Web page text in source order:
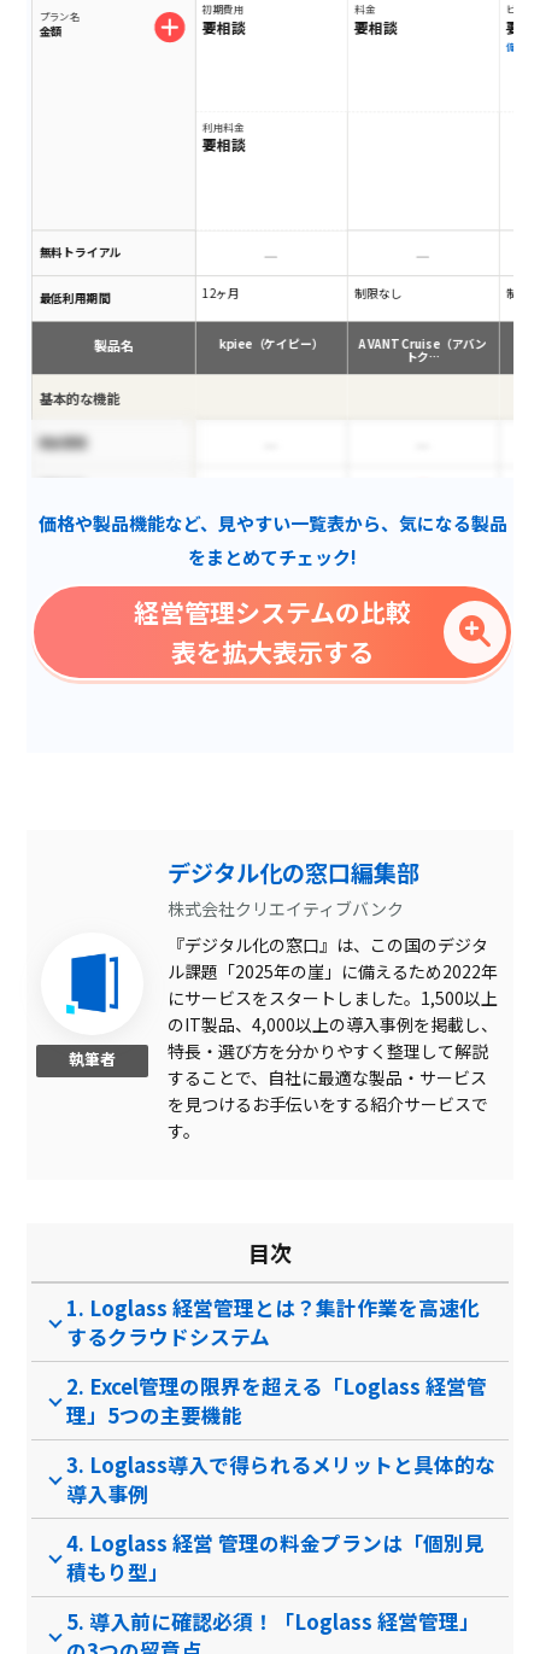
プラン名
金額
無料トライアル
最低利用期間
製品名
基本的な機能
現金管理
タイムマシン機能
高速オンメモリ集計
ファイル自動配布
専門用語の解説動画あり
オートメーション機能
製品名
サービス資料
無料ダウンロード
ソフト種別
初期費用
要相談
利用料金
要相談
12ヶ月
kpiee（ケイピー）
料金
要相談
制限なし
AVANT Cruise（アバン
トク…
資料ダウンロード
ビジネ
要相
備考
制限
価格や製品機能など、見やすい一覧表から、気になる製品
をまとめてチェック!
経営管理システムの比較
表を拡大表示する
執筆者
デジタル化の窓口編集部
株式会社クリエイティブバンク
『デジタル化の窓口』は、この国のデジタ
ル課題「2025年の崖」に備えるため2022年
にサービスをスタートしました。1,500以上
のIT製品、4,000以上の導入事例を掲載し、
特長・選び方を分かりやすく整理して解説
することで、自社に最適な製品・サービス
を見つけるお手伝いをする紹介サービスで
す。
目次
1. Loglass 経営管理とは？集計作業を高速化
するクラウドシステム
2. Excel管理の限界を超える「Loglass 経営管
理」5つの主要機能
3. Loglass導入で得られるメリットと具体的な
導入事例
4. Loglass 経営 管理の料金プランは「個別見
積もり型」
5. 導入前に確認必須！「Loglass 経営管理」